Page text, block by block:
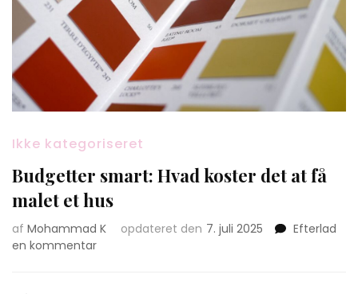
Ikke kategoriseret
Budgetter smart: Hvad koster det at få
malet et hus
af Mohammad K opdateret den 7. juli 2025
Efterlad
en kommentaron